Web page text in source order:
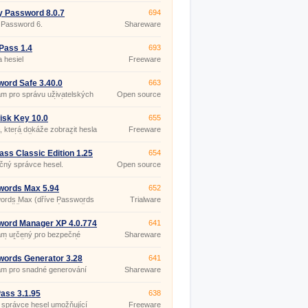
Password 8.0.7
6.
694
Shareware
1.4
hesiel
693
Freeware
Safe 3.40.0
pro správu uživatelských
hesel (generování
663
Open source
Key 10.0
která dokáže zobrazit hesla
řetězcem znaků
655
Freeware
Classic Edition 1.25
správce hesel.
654
Open source
Max 5.94
Max (dříve Passwords
libovolnému počtu
hesla, uživatelská jména a
v šifrovaném
(Blowfish, Triple DES, DES,
652
Trialware
Manager XP 4.0.774
určený pro bezpečné
důvěrných informací
kreditních karet, apod.
641
Shareware
Generator 3.28
pro snadné generování
hesel.
641
Shareware
3.1.95
správce hesel umožňující
638
Freeware